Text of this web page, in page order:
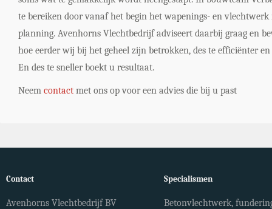
te bereiken door vanaf het begin het wapenings- en
planning. Avenhorns Vlechtbedrijf adviseert daarbij graag en
hoe eerder wij bij het geheel zijn betrokken, des te efficiënter
En des te sneller boekt u resultaat.
Neem contact met ons op voor een advies die bij u past
Contact
Avenhorns Vlechtbedrijf BV
Specialismen
Betonvlechtwerk,